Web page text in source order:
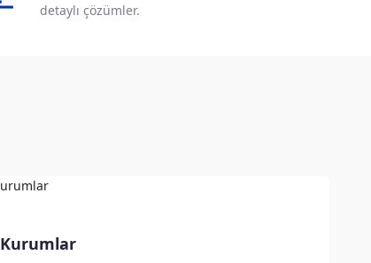
detaylı çözümler.
Kurumlar